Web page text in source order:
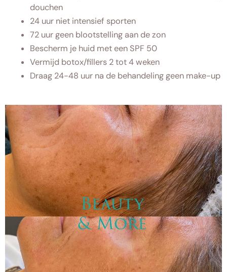
douchen
24 uur niet intensief sporten
72 uur geen blootstelling aan de zon
Bescherm je huid met een SPF 50
Vermijd botox/fillers 2 tot 4 weken
Draag 24-48 uur na de behandeling geen make-up